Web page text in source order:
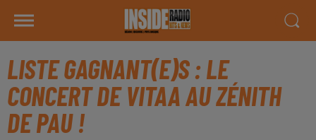
LISTE GAGNANT(E)S : LE
CONCERT DE VITAA AU ZÉNITH
DE PAU !